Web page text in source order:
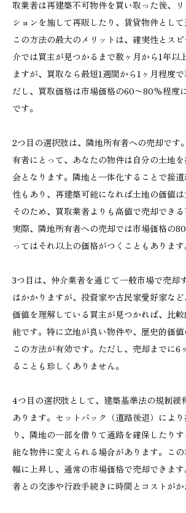
取業者は再建築不可物件を買い取った後、
ションを施して再販したり、賃貸物件として
この方法の最大のメリットは、確実性とス
介では買主が見つかるまで数ヶ月から1年以
ますが、買取なら最短1週間から1ヶ月程度
だし、買取価格は市場価格の60〜80%程度
です。
2つ目の選択肢は、隣地所有者への売却です
有者にとって、あなたの物件は自分の土地
会となります。隣地と一体化することで接
性もあり、再建築可能になれば土地の価値は
そのため、買取業者よりも高値で売却できる
実際、隣地所有者への売却では市場価格の
ってはそれ以上の価格がつくこともあります
3つ目は、仲介業者を通じて一般市場で売却
はかかりますが、投資家や古民家愛好家な
価値を理解している買主が見つかれば、比
能です。特に立地が良い物件や、歴史的価値
この方法が有効です。ただし、売却までに6
ることも珍しくありません。
4つ目の選択肢として、建築基準法の規制緩
あります。セットバック（道路後退）によ
り、隣地の一部を借りて通路を確保したり
能な物件に変えられる場合があります。こ
幅に上昇し、通常の市場価格で売却できま
者との交渉や行政手続きに時間とコストがか